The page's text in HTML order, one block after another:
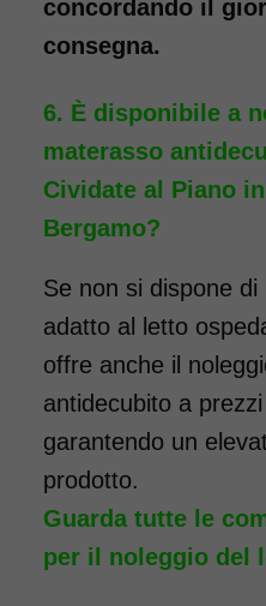
concordando il
consegna.
È disponibile a
materasso
Cividate al Piano
Bergamo?
Se non si dispone
adatto al letto
offre anche il
antidecubito a
garantendo un
prodotto.
Guarda tutte le
per il noleggio del